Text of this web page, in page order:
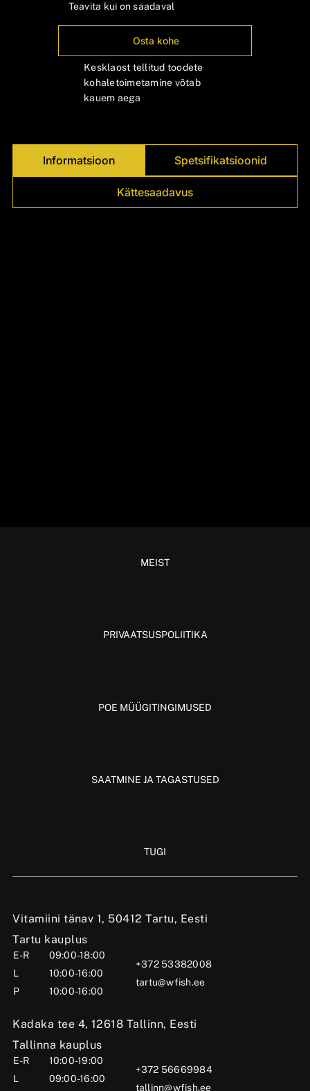
Teavita kui on saadaval
Osta kohe
Kesklaost tellitud toodete
kohaletoimetamine võtab
kauem aega
Informatsioon Spetsifikatsioonid
Kättesaadavus
Vitamiini tänav 1, 50412 Tartu, Eesti
Tartu kauplus
E-R
09:00-18:00
L
10:00-16:00
P
10:00-16:00
+372 53382008
tartu@wfish.ee
Kadaka tee 4, 12618 Tallinn, Eesti
Tallinna kauplus
E-R
10:00-19:00
L
09:00-16:00
+372 56669984
tallinn@wfish.ee
MEIST
PRIVAATSUSPOLIITIKA
POE MÜÜGITINGIMUSED
SAATMINE JA TAGASTUSED
TUGI